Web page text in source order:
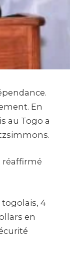
En
au Togo a
réaffirmé
togolais, 4
en